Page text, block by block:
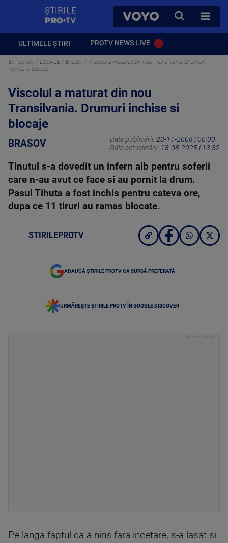
VOYO
CAUTA
TOATE
ULTIMELE ȘTIRI PROTV NEWS LIVE
Stirileprotv LOCALE Brasov
Viscolul a maturat din nou Transilvania. Drumuri
inchise si blocaje
Viscolul a maturat din nou
Transilvania. Drumuri inchise si
blocaje
BRASOV Data publicării: 23-11-2008 | 00:00
Data actualizării: 18-08-2025 | 13:32
Tinutul s-a dovedit un infern alb pentru soferii
care n-au avut ce face si au pornit la drum.
Pasul Tihuta a fost inchis pentru cateva ore,
dupa ce 11 tiruri au ramas blocate.
STIRILEPROTV
ADAUGĂ ȘTIRILE PROTV CA SURSĂ PREFERATĂ
URMĂREȘTE ȘTIRILE PROTV ÎN GOOGLE DISCOVER
Pe langa faptul ca a nins fara incetare, s-a lasat si